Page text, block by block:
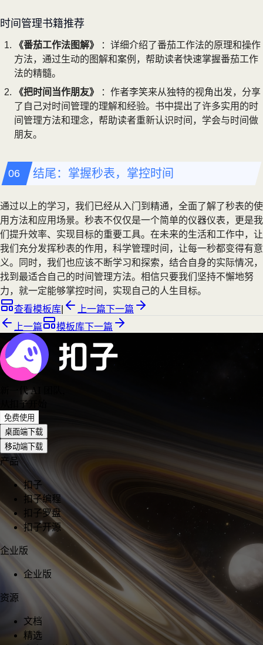
时间管理书籍推荐
《番茄工作法图解》
：详细介绍了番茄工作法的原理和操作
方法，通过生动的图解和案例，帮助读者快速掌握番茄工作
法的精髓。
《把时间当作朋友》
：作者李笑来从独特的视角出发，分享
了自己对时间管理的理解和经验。书中提出了许多实用的时
间管理方法和理念，帮助读者重新认识时间，学会与时间做
朋友。
结尾：掌握秒表，掌控时间
通过以上的学习，我们已经从入门到精通，全面了解了秒表的使
用方法和应用场景。秒表不仅仅是一个简单的仪器仪表，更是我
们提升效率、实现目标的重要工具。在未来的生活和工作中，让
我们充分发挥秒表的作用，科学管理时间，让每一秒都变得有意
义。同时，我们也应该不断学习和探索，结合自身的实际情况，
找到最适合自己的时间管理方法。相信只要我们坚持不懈地努
力，就一定能够掌控时间，实现自己的人生目标。
查看模板库
上一篇下一篇
上一篇
模板库下一篇
新一代 AI 团队
从扣子开始
免费使用
桌面端下载
移动端下载
产品
扣子
扣子编程
扣子罗盘
扣子开源
企业版
企业版
资源
文档
精选